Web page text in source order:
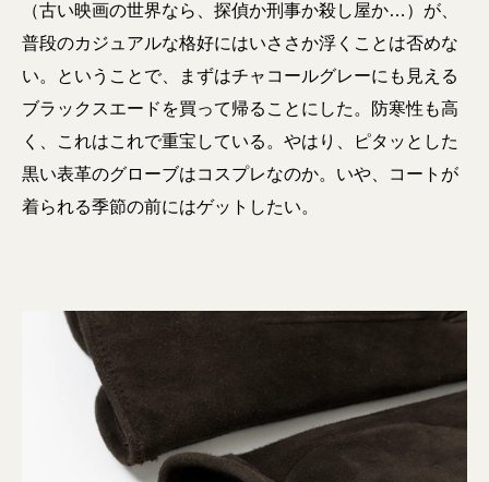
（古い映画の世界なら、探偵か刑事か殺し屋か…）が、
普段のカジュアルな格好にはいささか浮くことは否めな
い。ということで、まずはチャコールグレーにも見える
ブラックスエードを買って帰ることにした。防寒性も高
く、これはこれで重宝している。やはり、ピタッとした
黒い表革のグローブはコスプレなのか。いや、コートが
着られる季節の前にはゲットしたい。